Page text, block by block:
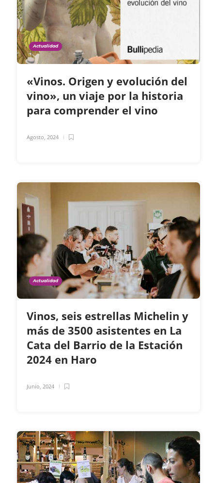
Actualidad
«Vinos. Origen y evolución del
vino», un viaje por la historia
para comprender el vino
Agosto, 2024
Actualidad
Vinos, seis estrellas Michelin y
más de 3500 asistentes en La
Cata del Barrio de la Estación
2024 en Haro
Junio, 2024